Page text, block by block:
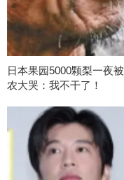
日本果园5000颗梨一夜
农大哭：我不干了！